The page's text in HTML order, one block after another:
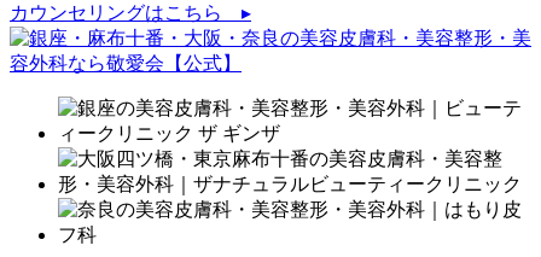
カウンセリングはこちら ▸